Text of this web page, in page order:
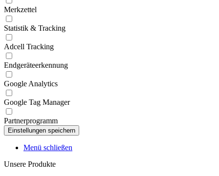
Merkzettel
Statistik & Tracking
Adcell Tracking
Endgeräteerkennung
Google Analytics
Google Tag Manager
Partnerprogramm
Menü schließen
Unsere Produkte